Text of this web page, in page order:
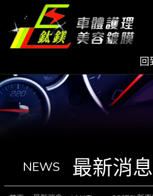
回
NEWS 最新消息